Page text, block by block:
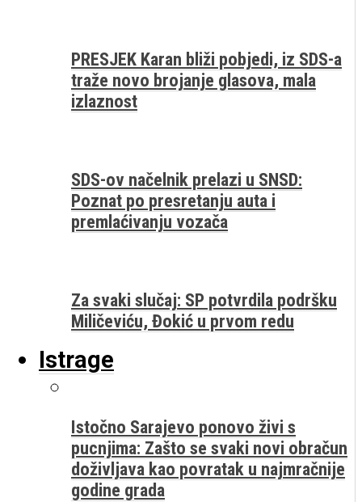
PRESJEK Karan bliži pobjedi, iz SDS-a
traže novo brojanje glasova, mala
izlaznost
SDS-ov načelnik prelazi u SNSD:
Poznat po presretanju auta i
premlaćivanju vozača
Za svaki slučaj: SP potvrdila podršku
Miličeviću, Đokić u prvom redu
Istrage
Istočno Sarajevo ponovo živi s
pucnjima: Zašto se svaki novi obračun
doživljava kao povratak u najmračnije
godine grada